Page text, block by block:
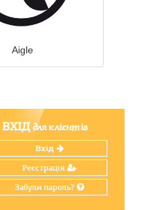
Aigle
ВХІДдля клієнтів
Вхід
Реєстрація
Забули пароль?